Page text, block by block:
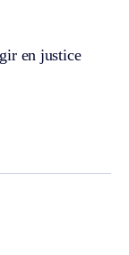
en justice